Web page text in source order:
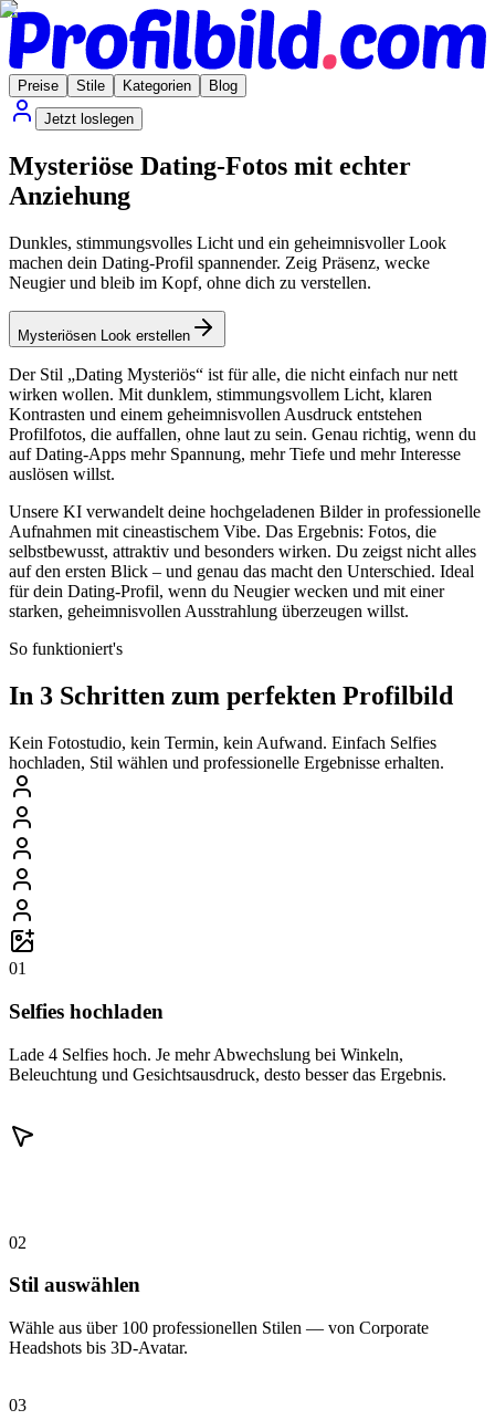
Preise Stile Kategorien
Blog
Jetzt loslegen
Mysteriöse Dating-Fotos mit echter
Anziehung
Dunkles, stimmungsvolles Licht und ein geheimnisvoller Look
machen dein Dating-Profil spannender. Zeig Präsenz, wecke
Neugier und bleib im Kopf, ohne dich zu verstellen.
Mysteriösen Look erstellen
Der Stil „Dating Mysteriös“ ist für alle, die nicht einfach nur nett
wirken wollen. Mit dunklem, stimmungsvollem Licht, klaren
Kontrasten und einem geheimnisvollen Ausdruck entstehen
Profilfotos, die auffallen, ohne laut zu sein. Genau richtig, wenn du
auf Dating-Apps mehr Spannung, mehr Tiefe und mehr Interesse
auslösen willst.
Unsere KI verwandelt deine hochgeladenen Bilder in professionelle
Aufnahmen mit cineastischem Vibe. Das Ergebnis: Fotos, die
selbstbewusst, attraktiv und besonders wirken. Du zeigst nicht alles
auf den ersten Blick – und genau das macht den Unterschied. Ideal
für dein Dating-Profil, wenn du Neugier wecken und mit einer
starken, geheimnisvollen Ausstrahlung überzeugen willst.
So funktioniert's
In 3 Schritten zum perfekten Profilbild
Kein Fotostudio, kein Termin, kein Aufwand. Einfach Selfies
hochladen, Stil wählen und professionelle Ergebnisse erhalten.
01
Selfies hochladen
Lade 4 Selfies hoch. Je mehr Abwechslung bei Winkeln,
Beleuchtung und Gesichtsausdruck, desto besser das Ergebnis.
02
Stil auswählen
Wähle aus über 100 professionellen Stilen — von Corporate
Headshots bis 3D-Avatar.
03